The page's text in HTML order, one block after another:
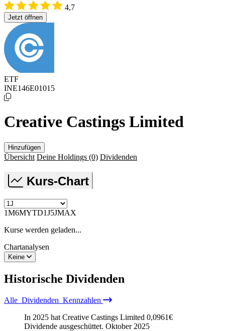
4,7
Jetzt öffnen
ETF
INE146E01015
Creative Castings Limited
Hinzufügen
Übersicht Deine Holdings (0) Dividenden
Kurs-Chart
1M6MYTD1J5JMAX
Kurse werden geladen...
Chartanalysen
Keine
Historische Dividenden
Alle Dividenden Kennzahlen
In 2025 hat Creative Castings Limited 0,0961€
Dividende ausgeschüttet. Oktober 2025